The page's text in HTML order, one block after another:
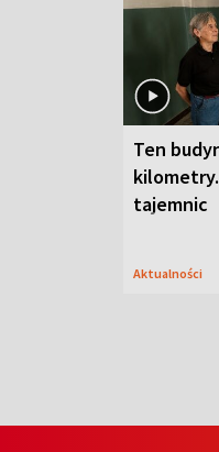
Ten
tajemnic
Aktualności